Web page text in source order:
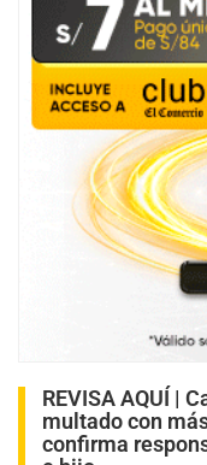
REVISA AQUÍ |
multado con
confirma